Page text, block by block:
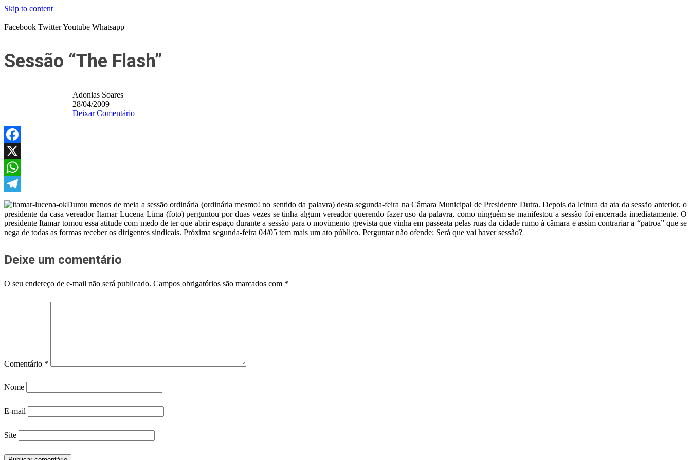
Skip to content
Facebook TwitterYoutube Whatsapp
Sessão “The Flash”
Adonias Soares
28/04/2009
Deixar Comentário
Facebook
X
WhatsApp
Telegram
Durou menos de meia a sessão ordinária (ordinária mesmo! no sentido da palavra) desta segunda-feira na Câmara Municipal de Presidente Dutra. Depois da leitura da ata da sessão anterior, o
presidente da casa vereador Itamar Lucena Lima (foto) perguntou por duas vezes se tinha algum vereador querendo fazer uso da palavra, como ninguém se manifestou a sessão foi encerrada imediatamente. O
presidente Itamar tomou essa atitude com medo de ter que abrir espaço durante a sessão para o movimento grevista que vinha em passeata pelas ruas da cidade rumo à câmara e assim contrariar a “patroa” que se
nega de todas as formas receber os dirigentes sindicais. Próxima segunda-feira 04/05 tem mais um ato público. Perguntar não ofende: Será que vai haver sessão?
Deixe um comentário
O seu endereço de e-mail não será publicado. Campos obrigatórios são marcados com *
Comentário *
Nome
E-mail
Site